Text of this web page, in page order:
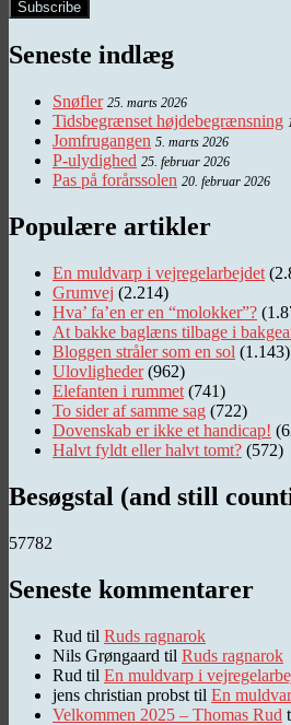
Seneste indlæg
Snøfler 25. marts 2026
Tidsbegrænset højdebegrænsning
Jomfrugangen 5. marts 2026
P-ulydighed 25. februar 2026
Pas på forårssolen 20. februar 2026
Populære artikler
En muldvarp i vejregelarbejdet
Grumvej (2.214)
Hva’ fa’en er en “molokker”?
At bakke baglæns tilbage i
Bloggen stråler som en sol (1.143)
Ulovligheder (962)
Elefanten i rummet (741)
To sider af samme sag (722)
Dovenskab er ikke et handicap!
Halvt fyldt eller halvt tomt? (572)
Besøgstal (and still
57782
Seneste kommentarer
Rud til Ruds ragnarok
Nils Grøngaard til Ruds ragnarok
Rud til En muldvarp i
jens christian probst til En
Velkommen 2025 – Thomas Rud